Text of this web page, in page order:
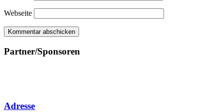
Webseite
Partner/Sponsoren
Adresse